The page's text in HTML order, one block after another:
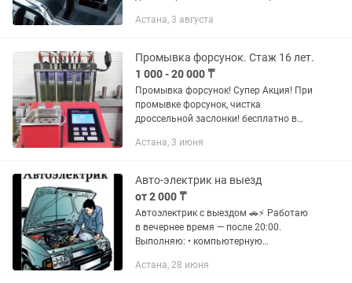
автоэлектрике и ремонте двигателей
Астана, 3 августа
Промывка форсунок. Стаж 16 лет.
1 000 - 20 000 ₸
Промывка форсунок! Супер Акция! При
промывке форсунок, чистка
дроссельной заслонки! бесплатно в
Автосервис "Рулевой" Улица Рамазан
Проверка...
Астана, 3 июня
Авто-электрик на выезд
от 2 000 ₸
Автоэлектрик с выездом 🚗⚡ Работаю
в вечернее время — после 20:00.
Выполняю: • компьютерную
неисправностей; • ремонт
Астана, 28 июня